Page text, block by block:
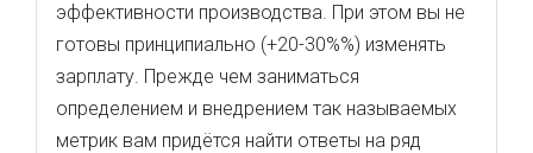
эффективности производства. При этом вы не
готовы принципиально (+20-30%%) изменять
зарплату. Прежде чем заниматься
определением и внедрением так называемых
метрик вам придётся найти ответы на ряд